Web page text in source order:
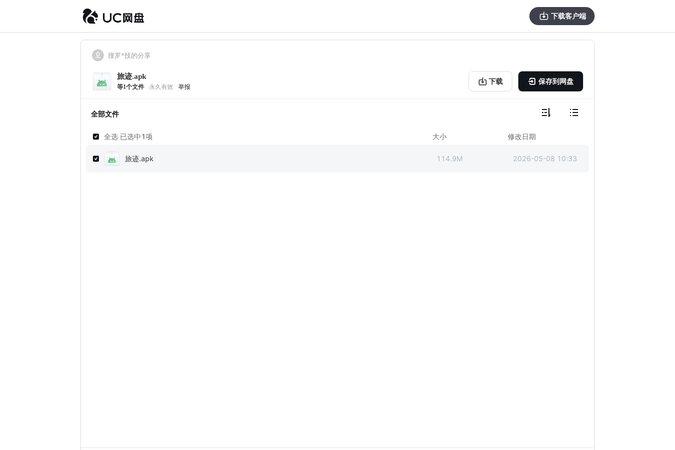
下载客户端
搜罗*技的分享
旅迹.apk
等1个文件 永久有效 举报
下载 保存到网盘
全部文件
全选 已选中 1项 大小 修改日期
旅迹.apk 114.9M 2026-05-08 10:33